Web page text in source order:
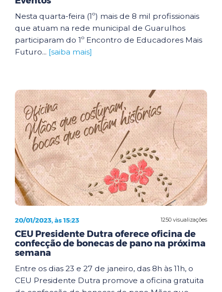
Nesta quarta-feira (1º) mais de 8 mil profissionais
que atuam na rede municipal de Guarulhos
participaram do 1º Encontro de Educadores Mais
Futuro... [saiba mais]
1250 visualizações
20/01/2023, às 15:23
CEU Presidente Dutra oferece oficina de
confecção de bonecas de pano na próxima
semana
Entre os dias 23 e 27 de janeiro, das 8h às 11h, o
CEU Presidente Dutra promove a oficina gratuita